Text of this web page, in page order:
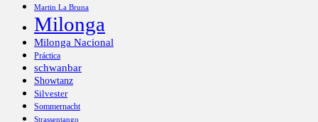
Martin La Bruna
Milonga
Milonga Nacional
Práctica
schwanbar
Showtanz
Silvester
Sommernacht
Strassentango